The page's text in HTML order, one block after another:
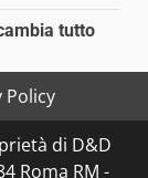
tutto
Policy
di D&D
Roma RM -